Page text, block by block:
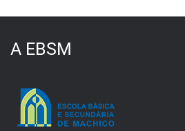
A EBSM